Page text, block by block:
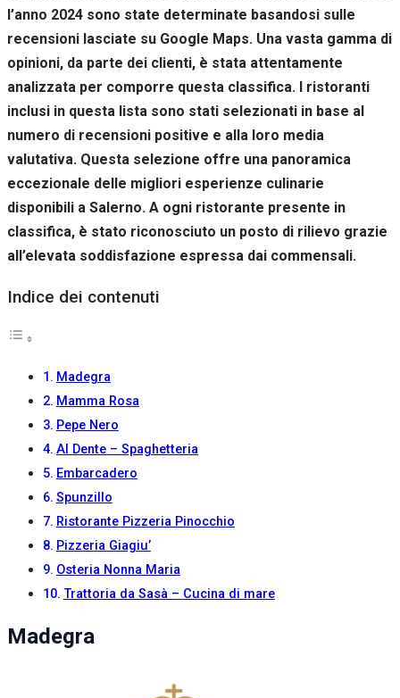
l’anno 2024 sono state determinate basandosi sulle
recensioni lasciate su Google Maps. Una vasta gamma di
opinioni, da parte dei clienti, è stata attentamente
analizzata per comporre questa classifica. I ristoranti
inclusi in questa lista sono stati selezionati in base al
numero di recensioni positive e alla loro media
valutativa. Questa selezione offre una panoramica
eccezionale delle migliori esperienze culinarie
disponibili a Salerno. A ogni ristorante presente in
classifica, è stato riconosciuto un posto di rilievo grazie
all’elevata soddisfazione espressa dai commensali.
Indice dei contenuti
Madegra
Mamma Rosa
Pepe Nero
Al Dente – Spaghetteria
Embarcadero
Spunzillo
Ristorante Pizzeria Pinocchio
Pizzeria Giagiu’
Osteria Nonna Maria
Trattoria da Sasà – Cucina di mare
Madegra